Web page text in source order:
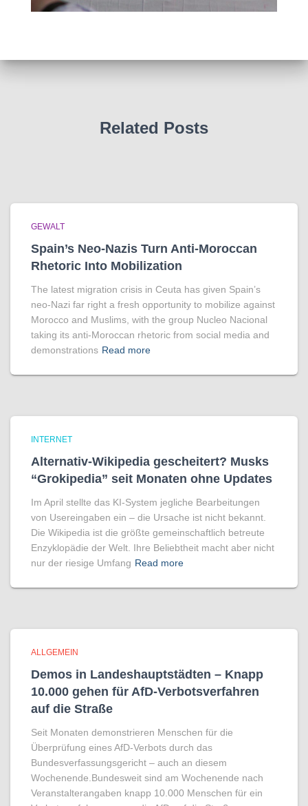
Related Posts
GEWALT
Spain’s Neo-Nazis Turn Anti-Moroccan
Rhetoric Into Mobilization
The latest migration crisis in Ceuta has given Spain’s
neo-Nazi far right a fresh opportunity to mobilize against
Morocco and Muslims, with the group Nucleo Nacional
taking its anti-Moroccan rhetoric from social media and
demonstrations Read more
INTERNET
Alternativ-Wikipedia gescheitert? Musks
“Grokipedia” seit Monaten ohne Updates
Im April stellte das KI-System jegliche Bearbeitungen
von Usereingaben ein – die Ursache ist nicht bekannt.
Die Wikipedia ist die größte gemeinschaftlich betreute
Enzyklopädie der Welt. Ihre Beliebtheit macht aber nicht
nur der riesige Umfang Read more
ALLGEMEIN
Demos in Landeshauptstädten – Knapp
10.000 gehen für AfD-Verbotsverfahren
auf die Straße
Seit Monaten demonstrieren Menschen für die
Überprüfung eines AfD-Verbots durch das
Bundesverfassungsgericht – auch an diesem
Wochenende.Bundesweit sind am Wochenende nach
Veranstalterangaben knapp 10.000 Menschen für ein